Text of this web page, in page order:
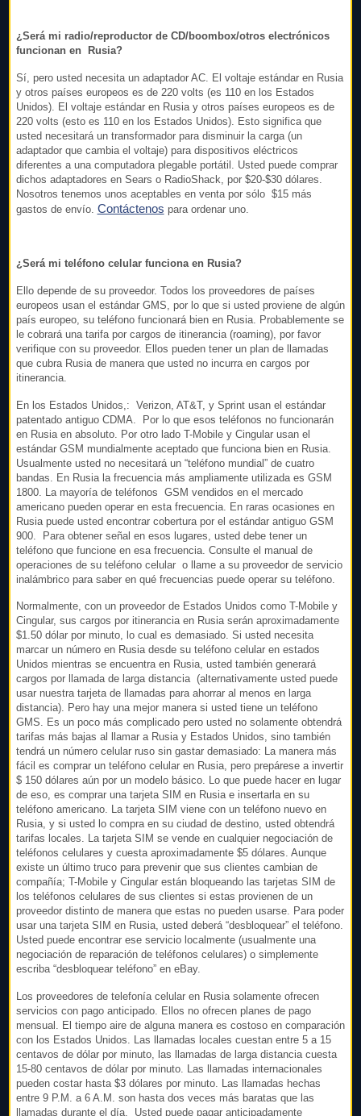
¿Será mi radio/reproductor de CD/boombox/otros electrónicos
funcionan en Rusia?
Sí, pero usted necesita un adaptador AC. El voltaje estándar en Rusia
y otros países europeos es de 220 volts (es 110 en los Estados
Unidos). El voltaje estándar en Rusia y otros países europeos es de
220 volts (esto es 110 en los Estados Unidos). Esto significa que
usted necesitará un transformador para disminuir la carga (un
adaptador que cambia el voltaje) para dispositivos eléctricos
diferentes a una computadora plegable portátil. Usted puede comprar
dichos adaptadores en Sears o RadioShack, por $20-$30 dólares.
Nosotros tenemos unos aceptables en venta por sólo $15 más
gastos de envío. Contáctenos para ordenar uno.
¿Será mi teléfono celular funciona en Rusia?
Ello depende de su proveedor. Todos los proveedores de países
europeos usan el estándar GMS, por lo que si usted proviene de algún
país europeo, su teléfono funcionará bien en Rusia. Probablemente se
le cobrará una tarifa por cargos de itinerancia (roaming), por favor
verifique con su proveedor. Ellos pueden tener un plan de llamadas
que cubra Rusia de manera que usted no incurra en cargos por
itinerancia.
En los Estados Unidos,: Verizon, AT&T, y Sprint usan el estándar
patentado antiguo CDMA. Por lo que esos teléfonos no funcionarán
en Rusia en absoluto. Por otro lado T-Mobile y Cingular usan el
estándar GSM mundialmente aceptado que funciona bien en Rusia.
Usualmente usted no necesitará un “teléfono mundial” de cuatro
bandas. En Rusia la frecuencia más ampliamente utilizada es GSM
1800. La mayoría de teléfonos GSM vendidos en el mercado
americano pueden operar en esta frecuencia. En raras ocasiones en
Rusia puede usted encontrar cobertura por el estándar antiguo GSM
900. Para obtener señal en esos lugares, usted debe tener un
teléfono que funcione en esa frecuencia. Consulte el manual de
operaciones de su teléfono celular o llame a su proveedor de servicio
inalámbrico para saber en qué frecuencias puede operar su teléfono.
Normalmente, con un proveedor de Estados Unidos como T-Mobile y
Cingular, sus cargos por itinerancia en Rusia serán aproximadamente
$1.50 dólar por minuto, lo cual es demasiado. Si usted necesita
marcar un número en Rusia desde su teléfono celular en estados
Unidos mientras se encuentra en Rusia, usted también generará
cargos por llamada de larga distancia (alternativamente usted puede
usar nuestra tarjeta de llamadas para ahorrar al menos en larga
distancia). Pero hay una mejor manera si usted tiene un teléfono
GMS. Es un poco más complicado pero usted no solamente obtendrá
tarifas más bajas al llamar a Rusia y Estados Unidos, sino también
tendrá un número celular ruso sin gastar demasiado: La manera más
fácil es comprar un teléfono celular en Rusia, pero prepárese a invertir
$ 150 dólares aún por un modelo básico. Lo que puede hacer en lugar
de eso, es comprar una tarjeta SIM en Rusia e insertarla en su
teléfono americano. La tarjeta SIM viene con un teléfono nuevo en
Rusia, y si usted lo compra en su ciudad de destino, usted obtendrá
tarifas locales. La tarjeta SIM se vende en cualquier negociación de
teléfonos celulares y cuesta aproximadamente $5 dólares. Aunque
existe un último truco para prevenir que sus clientes cambian de
compañía; T-Mobile y Cingular están bloqueando las tarjetas SIM de
los teléfonos celulares de sus clientes si estas provienen de un
proveedor distinto de manera que estas no pueden usarse. Para poder
usar una tarjeta SIM en Rusia, usted deberá “desbloquear” el teléfono.
Usted puede encontrar ese servicio localmente (usualmente una
negociación de reparación de teléfonos celulares) o simplemente
escriba “desbloquear teléfono” en eBay.
Los proveedores de telefonía celular en Rusia solamente ofrecen
servicios con pago anticipado. Ellos no ofrecen planes de pago
mensual. El tiempo aire de alguna manera es costoso en comparación
con los Estados Unidos. Las llamadas locales cuestan entre 5 a 15
centavos de dólar por minuto, las llamadas de larga distancia cuesta
15-80 centavos de dólar por minuto. Las llamadas internacionales
pueden costar hasta $3 dólares por minuto. Las llamadas hechas
entre 9 P.M. a 6 A.M. son hasta dos veces más baratas que las
llamadas durante el día. Usted puede pagar anticipadamente